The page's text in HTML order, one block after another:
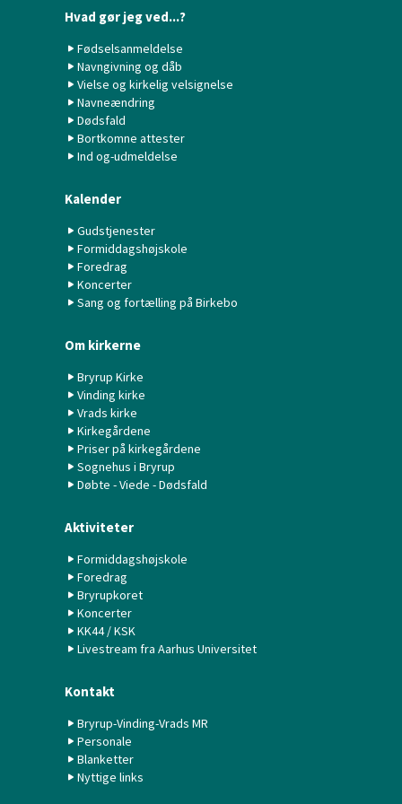
Hvad gør jeg ved...?
Fødselsanmeldelse
Navngivning og dåb
Vielse og kirkelig velsignelse
Navneændring
Dødsfald
Bortkomne attester
Ind og-udmeldelse
Kalender
Gudstjenester
Formiddagshøjskole
Foredrag
Koncerter
Sang og fortælling på Birkebo
Om kirkerne
Bryrup Kirke
Vinding kirke
Vrads kirke
Kirkegårdene
Priser på kirkegårdene
Sognehus i Bryrup
Døbte - Viede - Dødsfald
Aktiviteter
Formiddagshøjskole
Foredrag
Bryrupkoret
Koncerter
KK44 / KSK
Livestream fra Aarhus Universitet
Kontakt
Bryrup-Vinding-Vrads MR
Personale
Blanketter
Nyttige links